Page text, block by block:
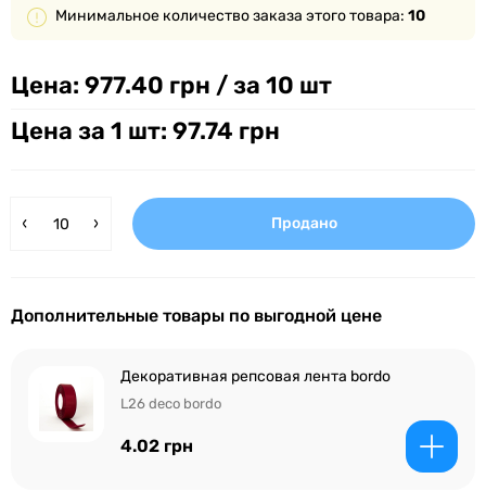
Минимальное количество заказа этого товара: 10
Цена: 977.40 грн / за 10 шт
Цена за 1 шт: 97.74 грн
Продано
Дополнительные товары по выгодной цене
Декоративная репсовая лента bordo
L26 deco bordo
4.02 грн